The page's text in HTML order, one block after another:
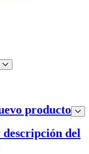
producto
del